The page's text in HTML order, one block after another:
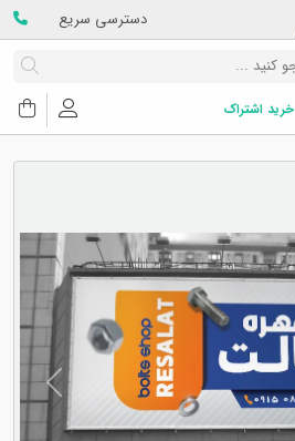
دسترسی سریع
خرید اشتراک
Next